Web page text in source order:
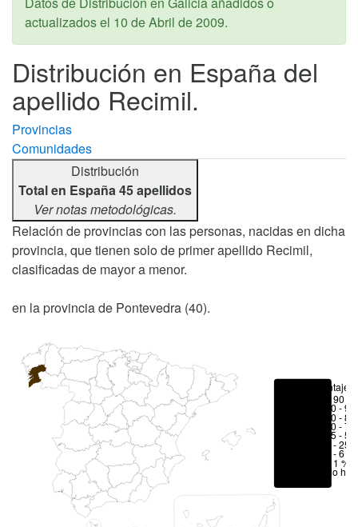
actualizados el 10 de Abril de 2009.
Distribución en España del
apellido Recimil.
Provincias
Comunidades
Distribución
Total en España 45 apellidos
Ver notas metodológicas.
Relación de provincias con las personas, nacidas en dicha
provincia, que tienen solo de primer apellido Recimil,
clasificadas de mayor a menor.
en la provincia de Pontevedra (40).
Porcentajes
> 90 %
80 -
70 -
50 -
25 -
6 - 25
1 - 6 %
< 1 %
No hay